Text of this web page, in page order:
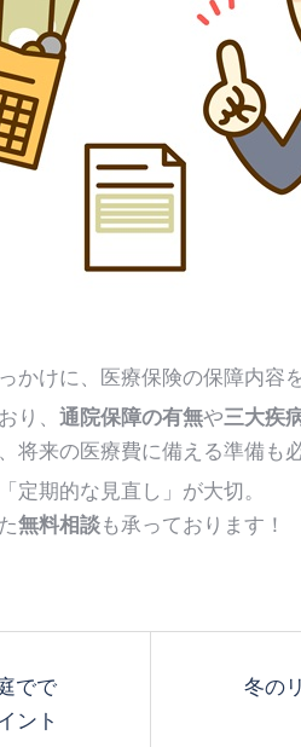
かけに、医療保険の保障内容
り、 通院保障の有無や三大疾
将来の医療費に備える準備も必
定期的な見直し」が大切。
無料相談も承っております！
でで
ント
冬の